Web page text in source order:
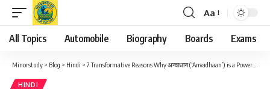
Font
Resizer
Aa
All Topics Automobile Biography Boards Exams
Minorstudy > Blog > Hindi >7 Transformative Reasons Why अन्वाधान (‘Anvadhaan’) is a Powerful Cultural Ritual You Shouldn’t Ignore
HINDI